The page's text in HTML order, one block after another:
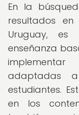
En la
resultados
Uruguay, es
enseñanza
adaptadas
estudiantes.
en los